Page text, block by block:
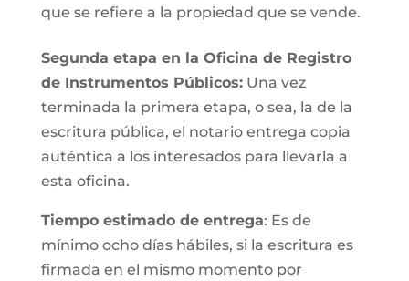
que se refiere a la propiedad que se vende.
Segunda etapa en la Oficina de Registro
de Instrumentos Públicos:Una vez
terminada la primera etapa, o sea, la de la
escritura pública, el notario entrega copia
auténtica a los interesados para llevarla a
esta oficina.
Tiempo estimado de entrega: Es de
mínimo ocho días hábiles, si la escritura es
firmada en el mismo momento por